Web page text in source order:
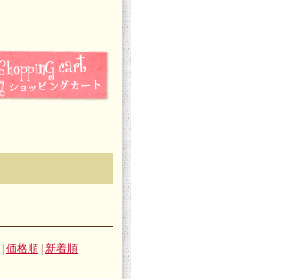
価格順 新着順